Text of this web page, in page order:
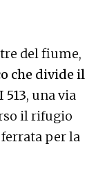
del fiume,
che divide il
, una via
il rifugio
per la